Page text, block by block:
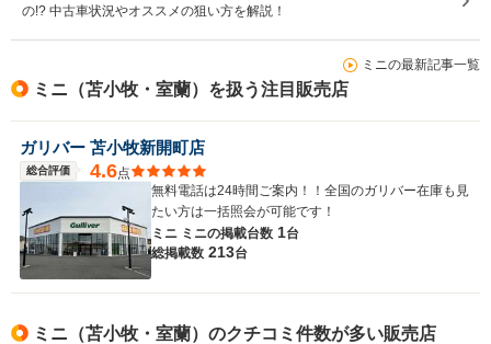
の!? 中古車状況やオススメの狙い方を解説！
ミニの最新記事一覧
ミニ（苫小牧・室蘭）を扱う注目販売店
ガリバー 苫小牧新開町店
総合評価 4.6点
無料電話は24時間ご案内！！全国のガリバー在庫も見
たい方は一括照会が可能です！
ミニ ミニの掲載台数 1台
総掲載数 213台
ミニ（苫小牧・室蘭）のクチコミ件数が多い販売店